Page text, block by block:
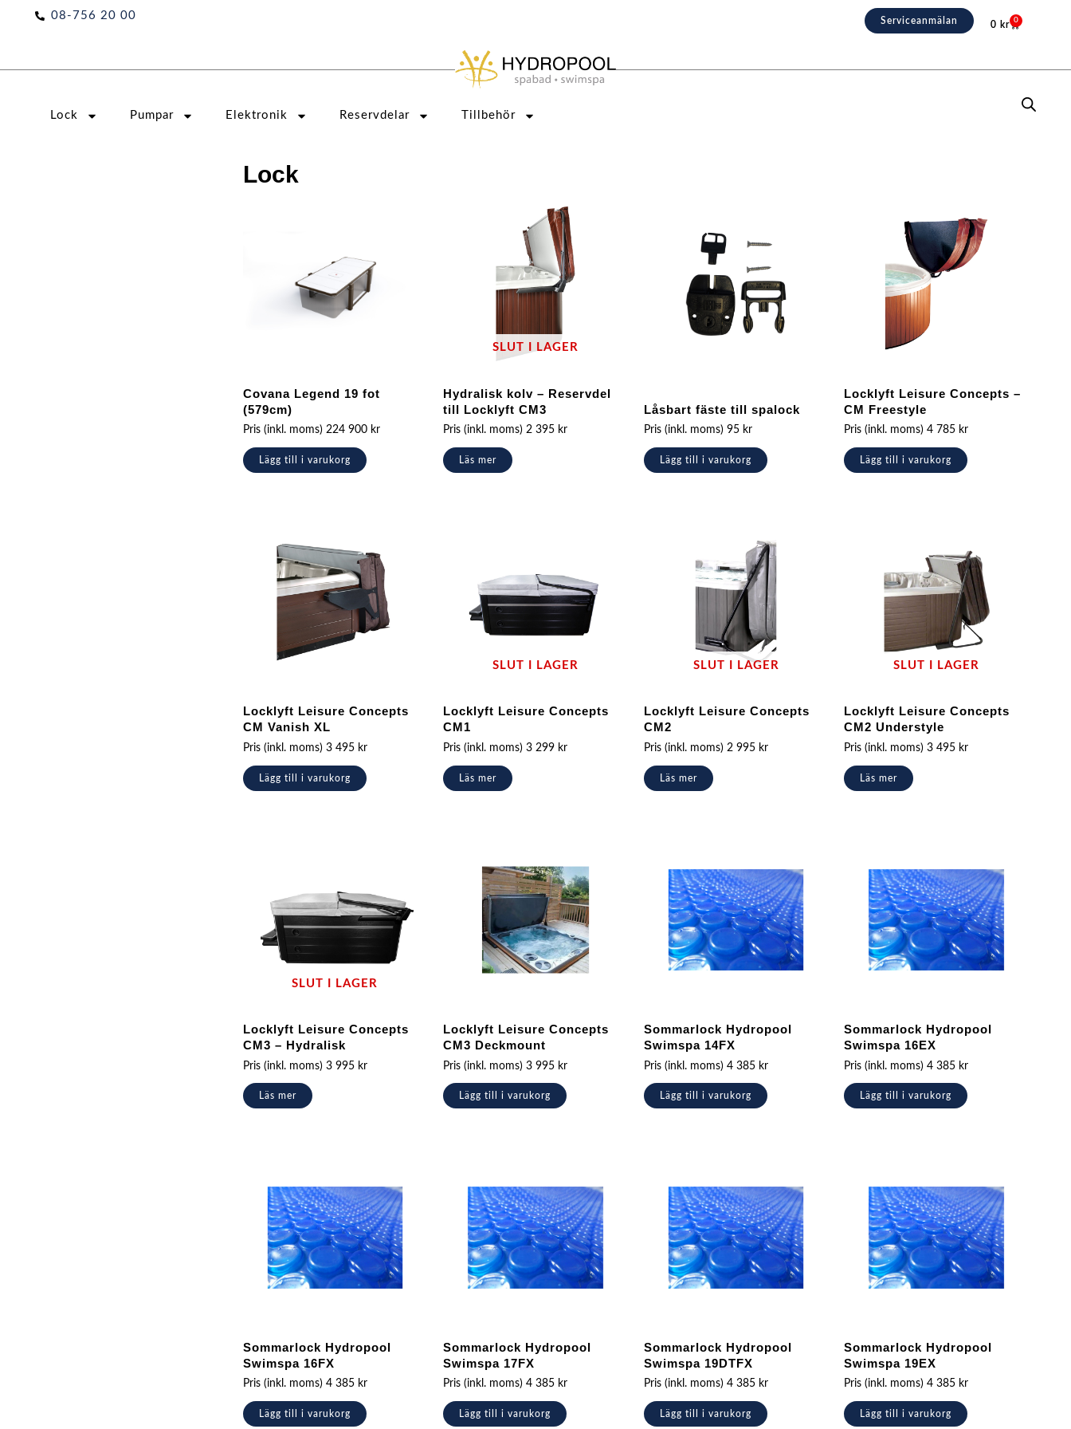
0 kr 0
Varukorg
Serviceanmälan
08-756 20 00
Lock Pumpar Elektronik Reservdelar Tillbehör
Lock
Covana Legend 19 fot
(579cm)
Pris (inkl. moms) 224 900 kr
Lägg till i varukorg
SLUT I LAGER
Hydralisk kolv – Reservdel
till Locklyft CM3
Pris (inkl. moms)2 395 kr
Läs mer
Låsbart fäste till spalock
Pris (inkl. moms) 95 kr
Lägg till i varukorg
Locklyft Leisure Concepts –
CM Freestyle
Pris (inkl. moms)4 785 kr
Lägg till i varukorg
Locklyft Leisure Concepts
CM Vanish XL
Pris (inkl. moms) 3 495 kr
Lägg till i varukorg
SLUT I LAGER
Locklyft Leisure Concepts
CM1
Pris (inkl. moms)3 299 kr
Läs mer
SLUT I LAGER
Locklyft Leisure Concepts
CM2
Pris (inkl. moms) 2 995 kr
Läs mer
SLUT I LAGER
Locklyft Leisure Concepts
CM2 Understyle
Pris (inkl. moms)3 495 kr
Läs mer
SLUT I LAGER
Locklyft Leisure Concepts
CM3 – Hydralisk
Pris (inkl. moms) 3 995 kr
Läs mer
Locklyft Leisure Concepts
CM3 Deckmount
Pris (inkl. moms)3 995 kr
Lägg till i varukorg
Sommarlock Hydropool
Swimspa 14FX
Pris (inkl. moms) 4 385 kr
Lägg till i varukorg
Sommarlock Hydropool
Swimspa 16EX
Pris (inkl. moms)4 385 kr
Lägg till i varukorg
Sommarlock Hydropool
Swimspa 16FX
Pris (inkl. moms) 4 385 kr
Lägg till i varukorg
Sommarlock Hydropool
Swimspa 17FX
Pris (inkl. moms)4 385 kr
Lägg till i varukorg
Sommarlock Hydropool
Swimspa 19DTFX
Pris (inkl. moms) 4 385 kr
Lägg till i varukorg
Sommarlock Hydropool
Swimspa 19EX
Pris (inkl. moms)4 385 kr
Lägg till i varukorg